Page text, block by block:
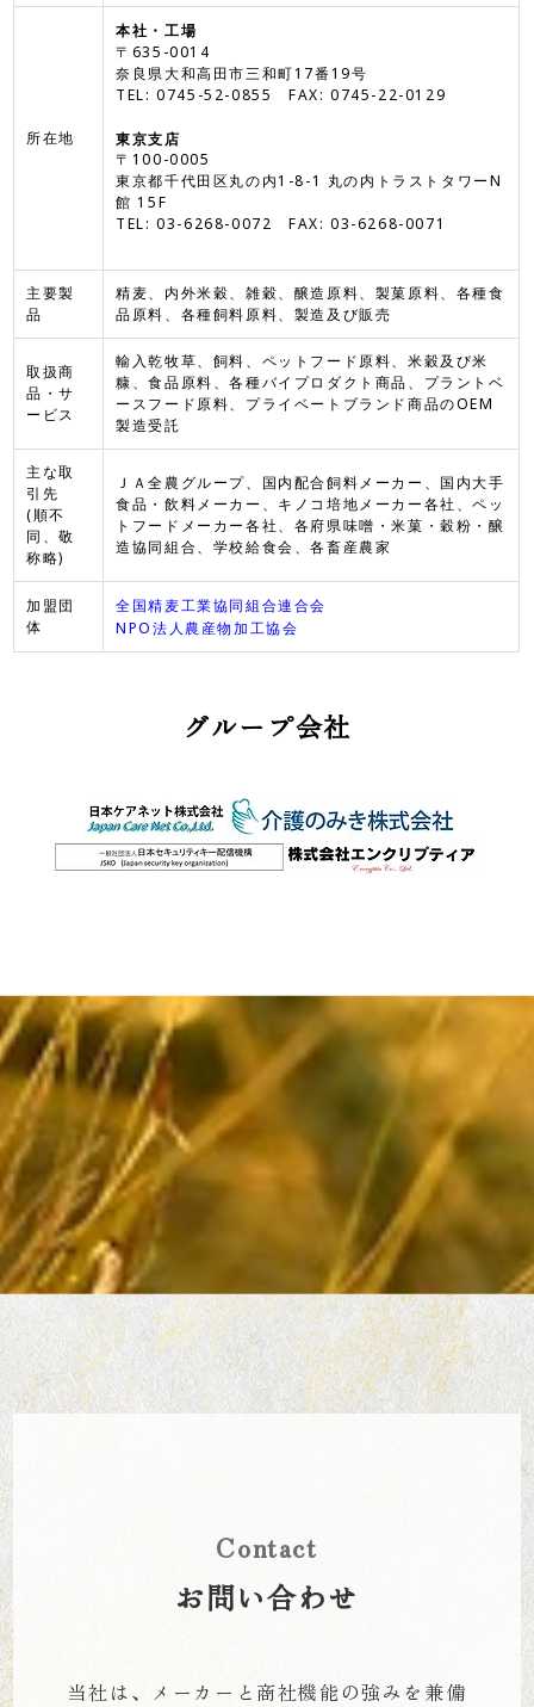
所在地
本社・工場
〒635-0014
奈良県大和高田市三和町17番19号
TEL: 0745-52-0855 FAX: 0745-22-0129
東京支店
〒100-0005
東京都千代田区丸の内1-8-1 丸の内トラストタワーN
館 15F
TEL: 03-6268-0072 FAX: 03-6268-0071
主要製
品
精麦、内外米穀、雑穀、醸造原料、製菓原料、各種食
品原料、各種飼料原料、製造及び販売
取扱商
品・サ
ービス
輸入乾牧草、飼料、ペットフード原料、米穀及び米
糠、食品原料、各種バイプロダクト商品、プラントベ
ースフード原料、プライベートブランド商品のOEM
製造受託
主な取
引先
(順不
同、敬
称略)
ＪＡ全農グループ、国内配合飼料メーカー、国内大手
食品・飲料メーカー、キノコ培地メーカー各社、ペッ
トフードメーカー各社、各府県味噌・米菓・穀粉・醸
造協同組合、学校給食会、各畜産農家
加盟団
体
全国精麦工業協同組合連合会
NPO法人農産物加工協会
グループ会社
Contact
お問い合わせ
当社は、メーカーと商社機能の強みを兼備